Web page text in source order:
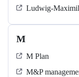
Ludwig-
M
M Plan
M&P